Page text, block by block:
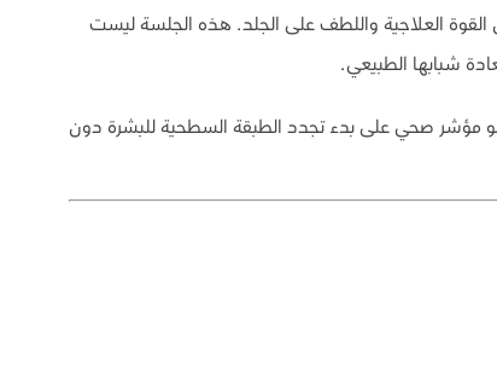
القوة العلاجية واللطف على الجلد. هذه الجلسة ليست
مؤشر صحي على بدء تجدد الطبقة السطحية للبشرة دون